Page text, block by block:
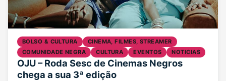
BOLSO & CULTURA
CINEMA, FILMES, STREAMER
COMUNIDADE NEGRA
CULTURA EVENTOS NOTICIAS
OJU – Roda Sesc de Cinemas Negros
chega a sua 3ª edição